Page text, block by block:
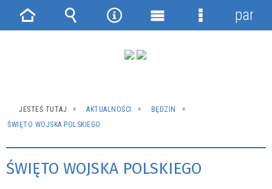
JESTEŚ TUTAJ AKTUALNOŚCI
BĘDZIN
ŚWIĘTO WOJSKA POLSKIEGO
ŚWIĘTO WOJSKA POLSKIEGO
Strona Wyszukiwarka
NarzędziaMenu
Menu
panel